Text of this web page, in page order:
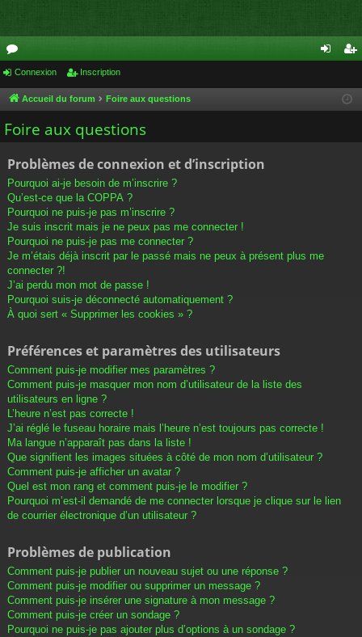
or
u
m
cri
Connexion Inscription
Accueil du forum Foire aux questions
Foire aux questions
Problèmes de connexion et d’inscription
Pourquoi ai-je besoin de m’inscrire ?
Qu’est-ce que la COPPA ?
Pourquoi ne puis-je pas m’inscrire ?
Je suis inscrit mais je ne peux pas me connecter !
Pourquoi ne puis-je pas me connecter ?
Je m’étais déjà inscrit par le passé mais ne peux à présent plus me
connecter ?!
J’ai perdu mon mot de passe !
Pourquoi suis-je déconnecté automatiquement ?
À quoi sert « Supprimer les cookies » ?
Préférences et paramètres des utilisateurs
Comment puis-je modifier mes paramètres ?
Comment puis-je masquer mon nom d’utilisateur de la liste des
utilisateurs en ligne ?
L’heure n’est pas correcte !
J’ai réglé le fuseau horaire mais l’heure n’est toujours pas correcte !
Ma langue n’apparaît pas dans la liste !
Que signifient les images situées à côté de mon nom d’utilisateur ?
Comment puis-je afficher un avatar ?
Quel est mon rang et comment puis-je le modifier ?
Pourquoi m’est-il demandé de me connecter lorsque je clique sur le lien
de courrier électronique d’un utilisateur ?
Problèmes de publication
Comment puis-je publier un nouveau sujet ou une réponse ?
Comment puis-je modifier ou supprimer un message ?
Comment puis-je insérer une signature à mon message ?
Comment puis-je créer un sondage ?
Pourquoi ne puis-je pas ajouter plus d’options à un sondage ?